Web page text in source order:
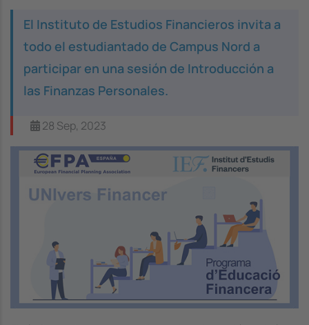
El Instituto de Estudios Financieros invita a
todo el estudiantado de Campus Nord a
participar en una sesión de Introducción a
las Finanzas Personales.
28 Sep, 2023
Image